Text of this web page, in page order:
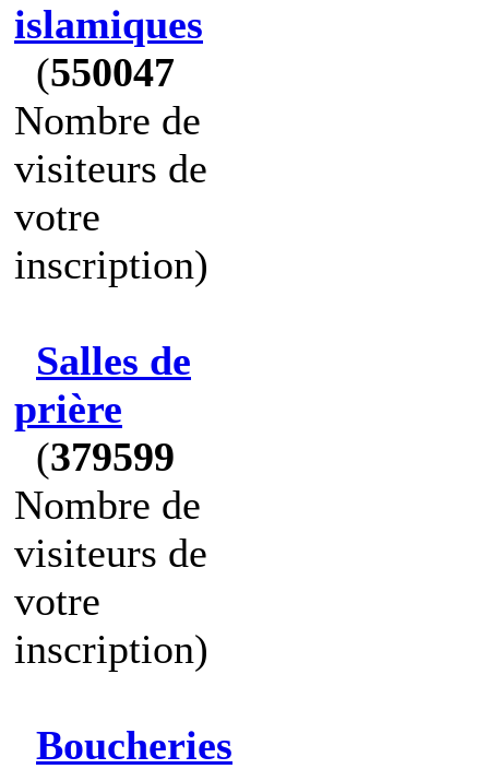
islamiques
(550047
Nombre de
visiteurs de
votre
inscription)
Salles de
prière
(379599
Nombre de
visiteurs de
votre
inscription)
Boucheries